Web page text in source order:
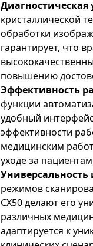
Диагностическая
кристаллической
обработки
гарантирует, что
повышению
Эффективность
функции
удобный
эффективности
медицинским
уходе за
Универсальность
режимов
CX50 делают его
различных
адаптируется к